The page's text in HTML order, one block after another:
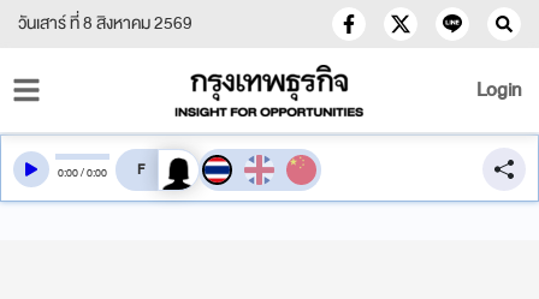
วันเสาร์ ที่ 8 สิงหาคม 2569
Login
0:00/0:00 สลับเสียงอ่าน